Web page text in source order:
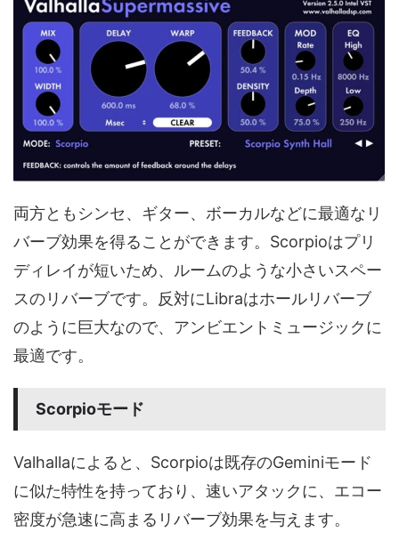
両方ともシンセ、ギター、ボーカルなどに最適なリ
バーブ効果を得ることができます。Scorpioはプリ
ディレイが短いため、ルームのような小さいスペー
スのリバーブです。反対にLibraはホールリバーブ
のように巨大なので、アンビエントミュージックに
最適です。
Scorpioモード
Valhallaによると、Scorpioは既存のGeminiモード
に似た特性を持っており、速いアタックに、エコー
密度が急速に高まるリバーブ効果を与えます。